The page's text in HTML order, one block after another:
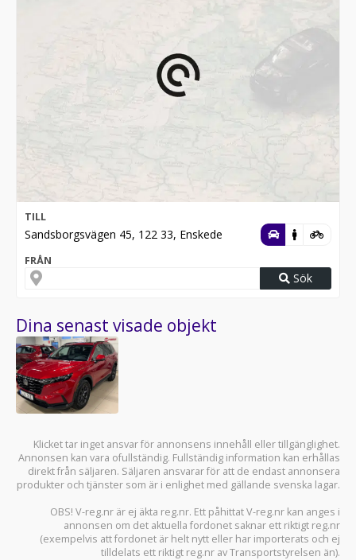
TILL
Sandsborgsvägen 45, 122 33, Enskede
FRÅN
Sök
Dina senast visade objekt
Klicket tar inget ansvar för annonsens innehåll eller tillgänglighet.
Annonsen kan vara ofullständig. Fullständig information kan erhållas
direkt från säljaren. Säljaren ansvarar för att de endast annonsera
produkter och tjänster som är i enlighet med gällande svenska lagar.
OBS! V-reg.nr är ej äkta reg.nr. Ett påhittat V-reg.nr kan anges i
annonsen om det aktuella fordonet saknar ett riktigt reg.nr
(exempelvis att fordonet är helt nytt eller har importerats och ej
tilldelats ett riktigt reg.nr av Transportstyrelsen än).